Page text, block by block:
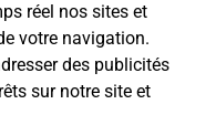
réel nos sites et
votre navigation.
des publicités
sur notre site et